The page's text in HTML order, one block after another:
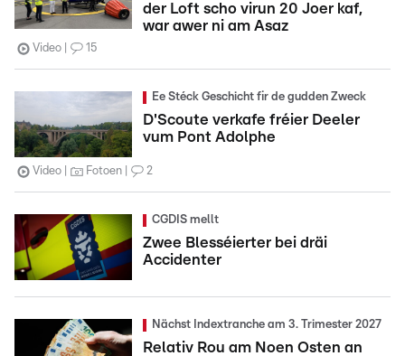
der Loft scho virun 20 Joer kaf,
war awer ni am Asaz
Video 15
Ee Stéck Geschicht fir de gudden Zweck
D'Scoute verkafe fréier Deeler
vum Pont Adolphe
Video Fotoen 2
CGDIS mellt
Zwee Blesséierter bei dräi
Accidenter
Nächst Indextranche am 3. Trimester 2027
Relativ Rou am Noen Osten an